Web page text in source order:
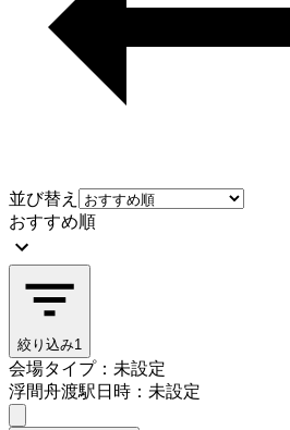
並び替え
おすすめ順
絞り込み1
会場タイプ：未設定
浮間舟渡駅日時：未設定